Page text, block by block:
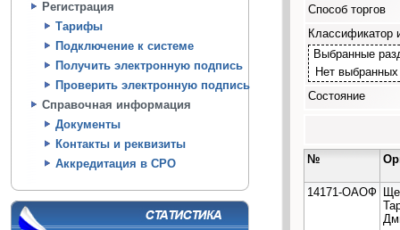
Регистрация
Тарифы
Подключение к системе
Получить электронную подпись
Проверить электронную подпись
Справочная информация
Документы
Контакты и реквизиты
Аккредитация в СРО
Способ торгов
Классификатор
Выбранные
Нет
Состояние
№
14171-ОАОФ